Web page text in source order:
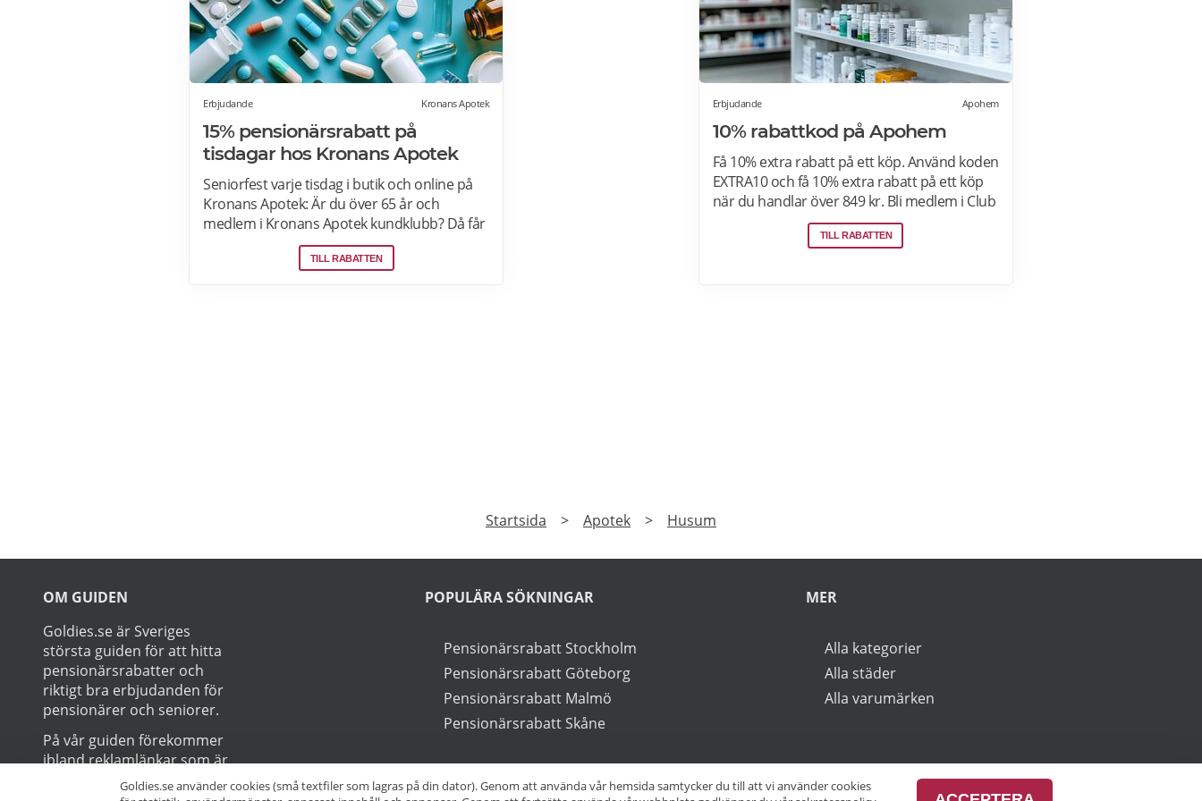
Erbjudande Kronans Apotek
15% pensionärsrabatt på
tisdagar hos Kronans Apotek
Seniorfest varje tisdag i butik och online på
Kronans Apotek: Är du över 65 år och
medlem i Kronans Apotek kundklubb? Då får
du 15% rabatt på tisdagar i butik och online.
För att ta del av erbjudandet online logga in
TILL RABATTEN
Erbjudande Apohem
10% rabattkod på Apohem
Få 10% extra rabatt på ett köp. Använd koden
EXTRA10 och få 10% extra rabatt på ett köp
när du handlar över 849 kr. Bli medlem i Club
Apohem och få 15% rabatt på ditt första köp
om du handlar för 299 kr.
TILL RABATTEN
PRENUMERERA
Goldies.se använder cookies (små textfiler som lagras på din dator). Genom att använda vår hemsida samtycker du till att vi använder cookies